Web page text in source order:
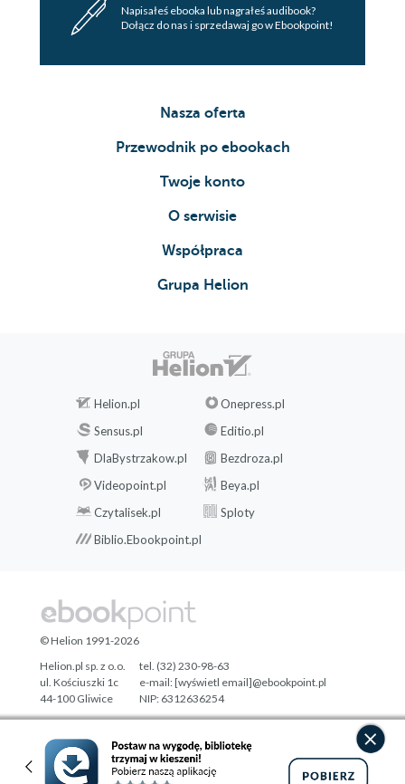
Napisałeś ebooka lub nagrałeś audibook?
Dołącz do nas i sprzedawaj go w Ebookpoint!
Nasza oferta
Przewodnik po ebookach
Twoje konto
O serwisie
Współpraca
Grupa Helion
Helion.pl
Onepress.pl
Sensus.pl
Editio.pl
DlaBystrzakow.pl
Bezdroza.pl
Videopoint.pl
Beya.pl
Czytalisek.pl
Sploty
Biblio.Ebookpoint.pl
Designed with ♥ byTonik.pl
© Helion 1991-2026
Helion.pl sp. z o.o.
ul. Kościuszki 1c
44-100 Gliwice
tel. (32) 230-98-63
e-mail:[wyświetl email]@ebookpoint.pl
NIP: 6312636254
Regon: 241989027